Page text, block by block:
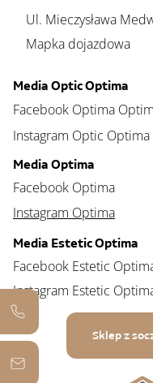
Ul. Mieczysława
Mapka dojazdowa
Media Optima
Facebook Optima
Instagram Optima
Media Optic Optima
Facebook Optima
Instagram Optic Optima
Media Estetic Optima
Facebook Estetic
Instagram Estetic
Sklep z